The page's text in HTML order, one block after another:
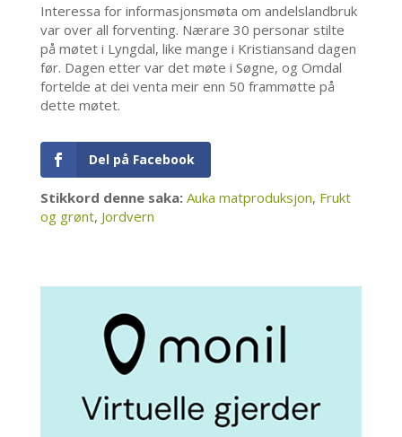
Interessa for informasjonsmøta om andelslandbruk
var over all forventing. Nærare 30 personar stilte
på møtet i Lyngdal, like mange i Kristiansand dagen
før. Dagen etter var det møte i Søgne, og Omdal
fortelde at dei venta meir enn 50 frammøtte på
dette møtet.
Del på Facebook
Stikkord denne saka: Auka matproduksjon, Frukt
og grønt, Jordvern